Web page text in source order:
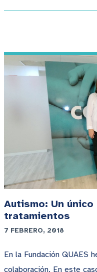
Autismo: Un
tratamientos
7 FEBRERO, 2018
En la Fundación QUAES
colaboración. En este